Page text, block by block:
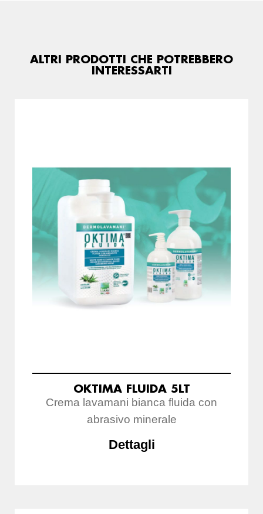
ALTRI PRODOTTI CHE POTREBBERO
INTERESSARTI
OKTIMA FLUIDA 5LT
Crema lavamani bianca fluida con
abrasivo minerale
Dettagli